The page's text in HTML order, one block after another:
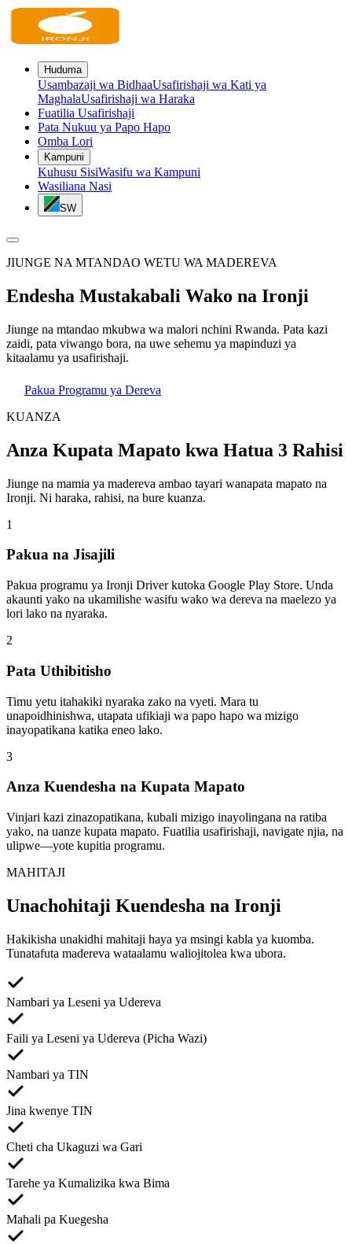
Huduma
Usambazaji wa BidhaaUsafirishaji wa Kati ya
MaghalaUsafirishaji wa Haraka
Fuatilia Usafirishaji
Pata Nukuu ya Papo Hapo
Omba Lori
Kampuni
Kuhusu SisiWasifu wa Kampuni
Wasiliana Nasi
SW
JIUNGE NA MTANDAO WETU WA MADEREVA
Endesha Mustakabali Wako na Ironji
Jiunge na mtandao mkubwa wa malori nchini Rwanda. Pata kazi
zaidi, pata viwango bora, na uwe sehemu ya mapinduzi ya
kitaalamu ya usafirishaji.
Pakua Programu ya Dereva
KUANZA
Anza Kupata Mapato kwa Hatua 3 Rahisi
Jiunge na mamia ya madereva ambao tayari wanapata mapato na
Ironji. Ni haraka, rahisi, na bure kuanza.
1
Pakua na Jisajili
Pakua programu ya Ironji Driver kutoka Google Play Store. Unda
akaunti yako na ukamilishe wasifu wako wa dereva na maelezo ya
lori lako na nyaraka.
2
Pata Uthibitisho
Timu yetu itahakiki nyaraka zako na vyeti. Mara tu
unapoidhinishwa, utapata ufikiaji wa papo hapo wa mizigo
inayopatikana katika eneo lako.
3
Anza Kuendesha na Kupata Mapato
Vinjari kazi zinazopatikana, kubali mizigo inayolingana na ratiba
yako, na uanze kupata mapato. Fuatilia usafirishaji, navigate njia, na
ulipwe—yote kupitia programu.
MAHITAJI
Unachohitaji Kuendesha na Ironji
Hakikisha unakidhi mahitaji haya ya msingi kabla ya kuomba.
Tunatafuta madereva wataalamu waliojitolea kwa ubora.
Nambari ya Leseni ya Udereva
Faili ya Leseni ya Udereva (Picha Wazi)
Nambari ya TIN
Jina kwenye TIN
Cheti cha Ukaguzi wa Gari
Tarehe ya Kumalizika kwa Bima
Mahali pa Kuegesha